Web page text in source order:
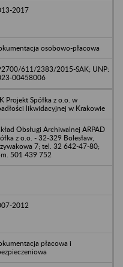
2017
osobowo-płacowa
611/2383/2015-SAK; UNP:
00458006
Projekt Spółka z o.o. w
likwidacyjnej w Krakowie
Obsługi Archiwalnej ARPAD
z o.o. - 32-329 Bolesław,
7; tel. 32 642-47-80;
501 439 752
2012
płacowa i